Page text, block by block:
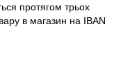
протягом трьох
в магазин на IBAN